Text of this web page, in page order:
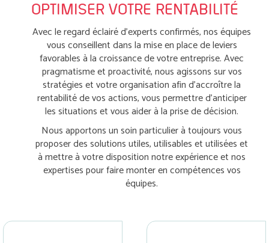
OPTIMISER VOTRE RENTABILITÉ
Avec le regard éclairé d’experts confirmés, nos équipes
vous conseillent dans la mise en place de leviers
favorables à la croissance de votre entreprise. Avec
pragmatisme et proactivité, nous agissons sur vos
stratégies et votre organisation afin d’accroître la
rentabilité de vos actions, vous permettre d’anticiper
les situations et vous aider à la prise de décision.
Nous apportons un soin particulier à toujours vous
proposer des solutions utiles, utilisables et utilisées et
à mettre à votre disposition notre expérience et nos
expertises pour faire monter en compétences vos
équipes.